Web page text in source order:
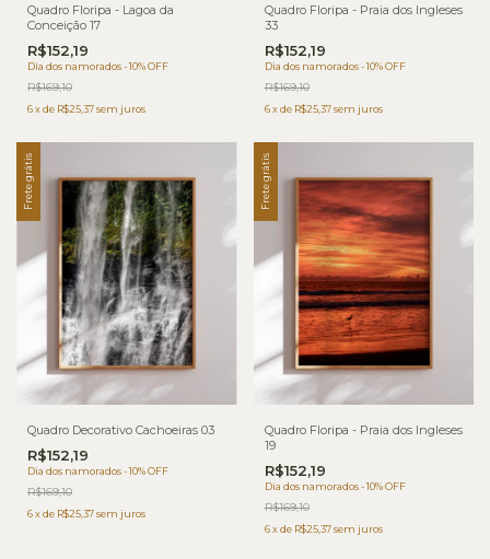
Quadro Floripa - Lagoa da
Conceição 17
R$152,19
Dia dos namorados - 10% OFF
R$169,10
6xde R$25,37sem juros
Quadro Floripa - Praia dos Ingleses
33
R$152,19
Dia dos namorados - 10% OFF
R$169,10
6 xde R$25,37 sem juros
Frete grátis
Quadro Decorativo Cachoeiras 03
R$152,19
Dia dos namorados - 10% OFF
R$169,10
6xde R$25,37sem juros
Frete grátis
Quadro Floripa - Praia dos Ingleses
19
R$152,19
Dia dos namorados - 10% OFF
R$169,10
6 xde R$25,37 sem juros